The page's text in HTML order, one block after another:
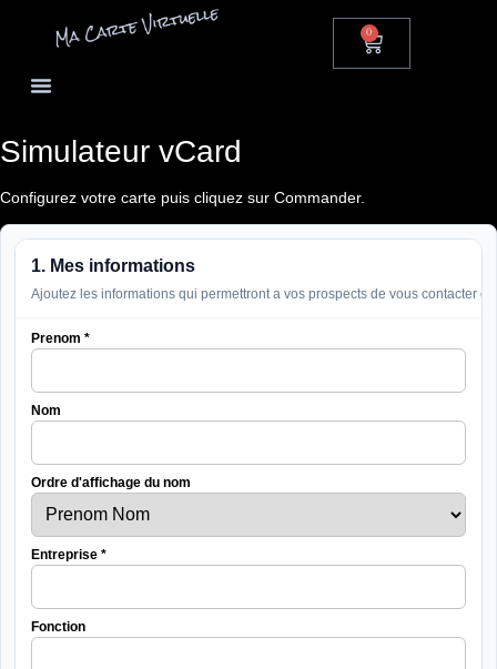
0
Simulateur vCard
Configurez votre carte puis cliquez sur Commander.
1. Mes informations
Ajoutez les informations qui permettront a vos prospects de vous contacter
Prenom *
Nom
Ordre d'affichage du nom
Entreprise *
Fonction